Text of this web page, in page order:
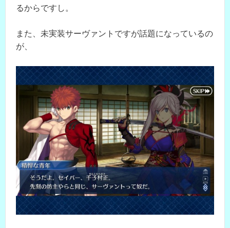
るからですし。
また、未実装サーヴァントですが話題になっているの
が、